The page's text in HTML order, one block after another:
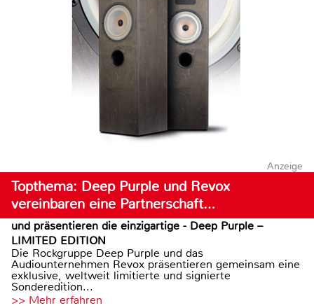
Anzeige
Topthema: Deep Purple und Revox
vereinbaren eine Partnerschaft…
und präsentieren die einzigartige - Deep Purple –
LIMITED EDITION
Die Rockgruppe Deep Purple und das
Audiounternehmen Revox präsentieren gemeinsam eine
exklusive, weltweit limitierte und signierte
Sonderedition...
>> Mehr erfahren